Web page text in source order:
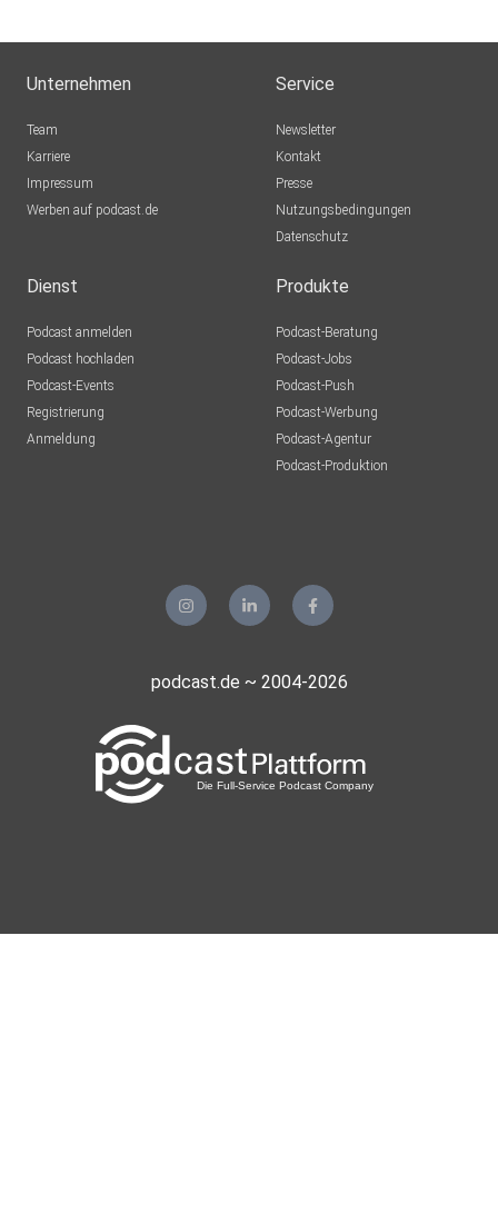
Unternehmen
Team
Karriere
Impressum
Werben auf podcast.de
Service
Newsletter
Kontakt
Presse
Nutzungsbedingungen
Datenschutz
Dienst
Podcast anmelden
Podcast hochladen
Podcast-Events
Registrierung
Anmeldung
Produkte
Podcast-Beratung
Podcast-Jobs
Podcast-Push
Podcast-Werbung
Podcast-Agentur
Podcast-Produktion
podcast.de ~ 2004-2026